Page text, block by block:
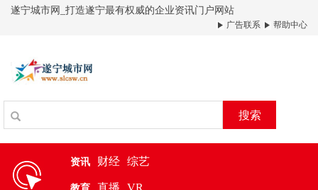
遂宁城市网_打造遂宁最有权威的企业资讯门户网站
广告联系 帮助中心
搜索
资讯 财经 综艺
直播 VR